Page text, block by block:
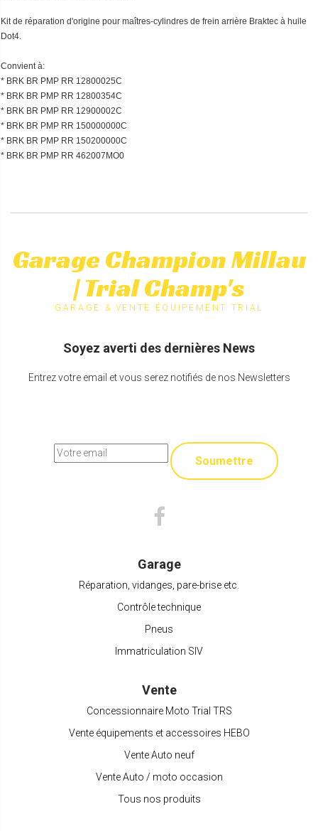
Kit de réparation d'origine pour maîtres-cylindres de frein arrière Braktec à huile
Dot4.
Convient à:
* BRK BR PMP RR 12800025C
* BRK BR PMP RR 12800354C
* BRK BR PMP RR 12900002C
* BRK BR PMP RR 150000000C
* BRK BR PMP RR 150200000C
* BRK BR PMP RR 462007MO0
Garage Champion Millau
| Trial Champ's
GARAGE & VENTE ÉQUIPEMENT TRIAL
Soyez averti des dernières News
Entrez votre email et vous serez notifiés de nos Newsletters
Soumettre
Garage
Réparation, vidanges, pare-brise etc.
Contrôle technique
Pneus
Immatriculation SIV
Vente
Concessionnaire Moto Trial TRS
Vente équipements et accessoires HEBO
Vente Auto neuf
Vente Auto / moto occasion
Tous nos produits